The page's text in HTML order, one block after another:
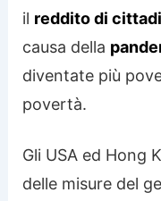
il reddito di
causa della
diventate più
povertà.
Gli USA ed Hong
delle misure del